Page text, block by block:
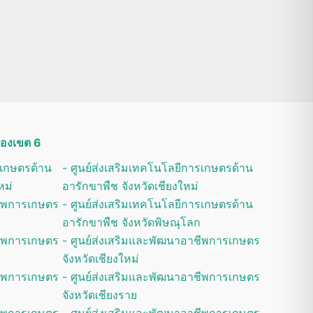
งเขต 6
กษตรด้าน
ม่
การเกษตร
การเกษตร
การเกษตร
- ศูนย์ส่งเสริมเทคโนโลยีการเกษตรด้าน
อารักขาพืช จังหวัดเชียงใหม่
- ศูนย์ส่งเสริมเทคโนโลยีการเกษตรด้าน
อารักขาพืช จังหวัดพิษณุโลก
- ศูนย์ส่งเสริมและพัฒนาอาชีพการเกษตร
จังหวัดเชียงใหม่
- ศูนย์ส่งเสริมและพัฒนาอาชีพการเกษตร
จังหวัดเชียงราย